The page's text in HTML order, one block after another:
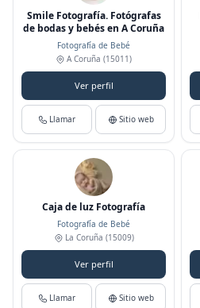
Smile Fotografía. Fotógrafas
de bodas y bebés en A Coruña
Fotografía de Bebé
A Coruña (15011)
Ver perfil
Llamar Sitio web
Caja de luz Fotografía
Fotografía de Bebé
La Coruña (15009)
Ver perfil
Llamar Sitio web